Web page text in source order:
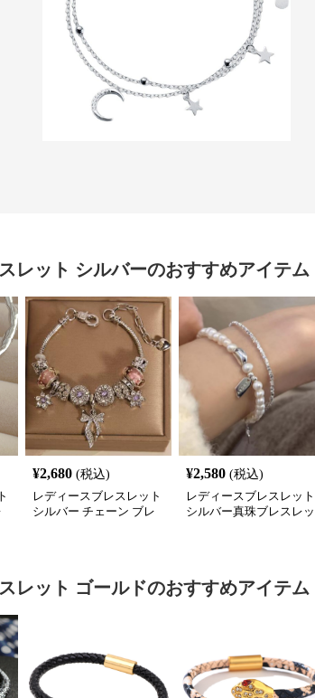
レット シルバーのおすすめアイテム
¥2,680 (税込)
レディースブレスレット
シルバー チェーン ブレ
¥2,580 (税込)
レディースブレスレット
シルバー真珠ブレスレッ
レット ゴールドのおすすめアイテム